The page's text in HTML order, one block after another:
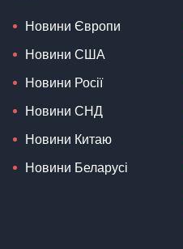
Новини Європи
Новини США
Новини Росії
Новини СНД
Новини Китаю
Новини Беларусі